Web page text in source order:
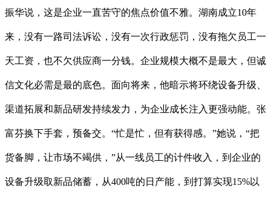
振华说，这是企业一直苦守的焦点价值不雅。湖南成立10年
来，没有一路司法诉讼，没有一次行政惩罚，没有拖欠员工一
天工资，也不欠供应商一分钱。企业规模大概不是最大，但诚
信文化必需是最的底色。面向将来，他暗示将环绕设备升级、
渠道拓展和新品研发持续发力，为企业成长注入更强动能。张
富芬换下手套，预备交。“忙是忙，但有获得感。”她说，“把
货备脚，让市场不竭供，”从一线员工的计件收入，到企业的
设备升级取新品储蓄，从400吨的日产能，到打算实现15%以